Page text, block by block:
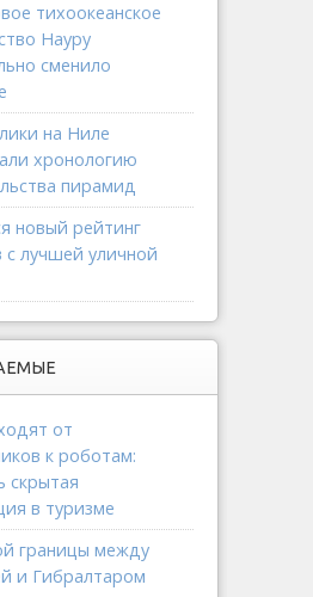
тихоокеанское
Науру
сменило
на Ниле
хронологию
пирамид
новый рейтинг
с лучшей уличной
от
к роботам:
скрытая
в туризме
границы между
и Гибралтаром